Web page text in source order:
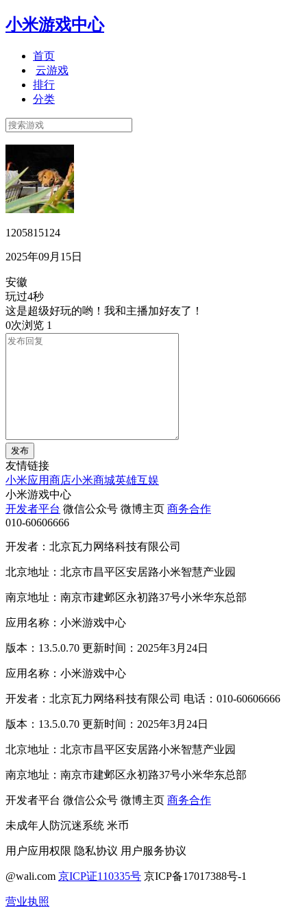
小米游戏中心
首页
云游戏
排行
分类
1205815124
2025年09月15日
安徽
玩过4秒
这是超级好玩的哟！我和主播加好友了！
0次浏览 1
发布
友情链接
小米应用商店小米商城英雄互娱
小米游戏中心
开发者平台 微信公众号 微博主页 商务合作
010-60606666
开发者：北京瓦力网络科技有限公司
北京地址：北京市昌平区安居路小米智慧产业园
南京地址：南京市建邺区永初路37号小米华东总部
应用名称：小米游戏中心
版本：13.5.0.70 更新时间：2025年3月24日
应用名称：小米游戏中心
开发者：北京瓦力网络科技有限公司 电话：010-60606666
版本：13.5.0.70 更新时间：2025年3月24日
北京地址：北京市昌平区安居路小米智慧产业园
南京地址：南京市建邺区永初路37号小米华东总部
开发者平台 微信公众号 微博主页 商务合作
未成年人防沉迷系统 米币
用户应用权限 隐私协议 用户服务协议
@wali.com 京ICP证110335号 京ICP备17017388号-1
营业执照